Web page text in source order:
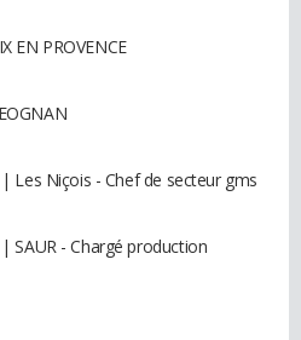
EN PROVENCE
Les Niçois - Chef de secteur gms
SAUR - Chargé production